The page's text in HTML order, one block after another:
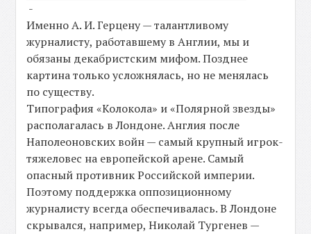
-
Именно А. И. Герцену — талантливому
журналисту, работавшему в Англии, мы и
обязаны декабристским мифом. Позднее
картина только усложнялась, но не менялась
по существу.
Типография «Колокола» и «Полярной звезды»
располагалась в Лондоне. Англия после
Наполеоновских войн — самый крупный игрок-
тяжеловес на европейской арене. Самый
опасный противник Российской империи.
Поэтому поддержка оппозиционному
журналисту всегда обеспечивалась. В Лондоне
скрывался, например, Николай Тургенев —